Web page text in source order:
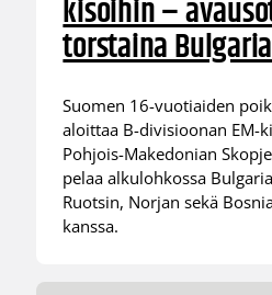
kisoihin –
torstaina
Suomen 16-vuotiaiden
aloittaa B-divisioonan EM-
Pohjois-Makedonian
pelaa alkulohkossa
Ruotsin, Norjan sekä
kanssa.